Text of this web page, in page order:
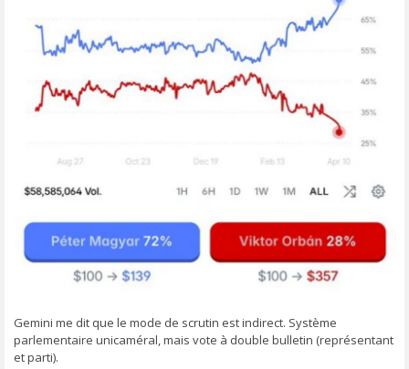
Gemini me dit que le mode de scrutin est indirect. Système
parlementaire unicaméral, mais vote à double bulletin (représentant
et parti).